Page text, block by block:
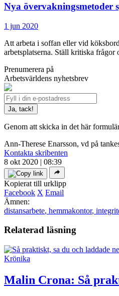
Nya övervakningsmetoder
1 jun 2020
Att arbeta i soffan eller vid
arbetsplatserna. Ställ kritiska
Prenumerera på
Arbetsvärldens nyhetsbrev
Genom att skicka in det här
Ann-Therese Enarsson, vd på
Kontakta skribenten
8 okt 2020 | 08:39
Kopierat till urklipp
Facebook X Email
Ämnen:
distansarbete, hemmakontor,
Relaterad läsning
Krönika
Malin Crona: Så